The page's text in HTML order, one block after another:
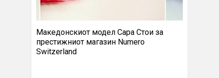
Македонскиот модел Сара Стои за
престижниот магазин Numero
Switzerland